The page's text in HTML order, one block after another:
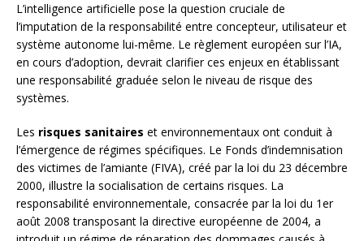
L’intelligence artificielle pose la question cruciale de
l’imputation de la responsabilité entre concepteur, utilisateur et
système autonome lui-même. Le règlement européen sur l’IA,
en cours d’adoption, devrait clarifier ces enjeux en établissant
une responsabilité graduée selon le niveau de risque des
systèmes.
Les risques sanitaires et environnementaux ont conduit à
l’émergence de régimes spécifiques. Le Fonds d’indemnisation
des victimes de l’amiante (FIVA), créé par la loi du 23 décembre
2000, illustre la socialisation de certains risques. La
responsabilité environnementale, consacrée par la loi du 1er
août 2008 transposant la directive européenne de 2004, a